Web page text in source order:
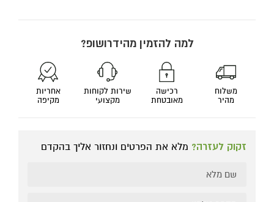
למה להזמין מהידרושופ?
משלוח
מהיר
רכישה
מאובטחת
שירות לקוחות
מקצועי
אחריות
מקיפה
זקוק לעזרה? מלא את הפרטים ונחזור אליך בהקדם